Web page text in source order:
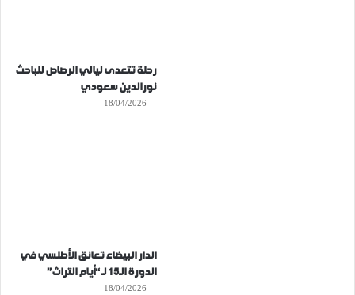
رحلة تتعدى ليالي الرصاص للباحث
نورالدين سعودي
18/04/2026
الدار البيضاء تعانق الأطلسي في
الدورة الـ15 لـ “أيام التراث”
18/04/2026